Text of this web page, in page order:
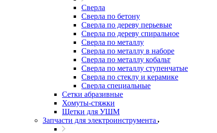
Сверла
Сверла по бетону
Сверла по дереву перьевые
Сверла по дереву спиральное
Сверла по металлу
Сверла по металлу в наборе
Сверла по металлу кобальт
Сверла по металлу ступенчатые
Сверла по стеклу и керамике
Сверла специальные
Сетки абразивные
Хомуты-стяжки
Щетки для УШМ
Запчасти для электроинструмента